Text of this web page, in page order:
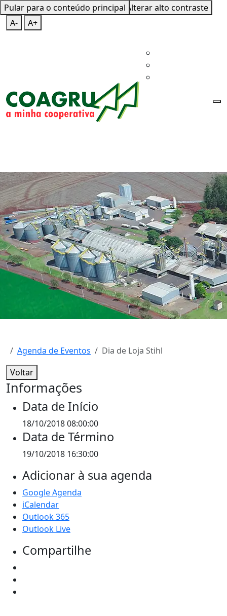
Pular para o conteúdo principal
Mapa do SiteTeclas de Atalho
Alterar alto contraste
A-
A+
Agenda de Eventos
Dia de Loja Stihl
Voltar
Informações
Data de Início
18/10/2018 08:00:00
Data de Término
19/10/2018 16:30:00
Adicionar à sua agenda
Google Agenda
iCalendar
Outlook 365
Outlook Live
Compartilhe